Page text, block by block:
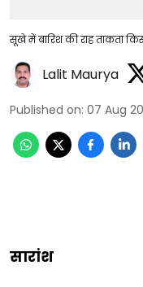
सूखे में बारिश की राह ताकता
Lalit Maurya
Published on: 07 Aug
सारांश